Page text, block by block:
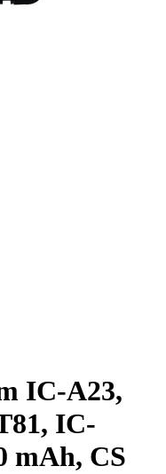
IC-A23,
IC-
mAh, CS